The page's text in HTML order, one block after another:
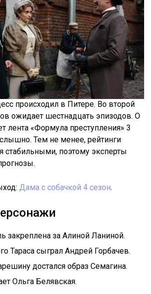
происходил в Питере. Во второй
ожидает шестнадцать эпизодов. О
лента «Формула преступления» 3
Тем не менее, рейтинги
стабильными, поэтому эксперты
Дама с собачкой 4 сезон.
закреплена за Алиной Ланиной.
Тараса сыграл Андрей Горбачев.
достался образ Семагина.
Ольга Белявская.